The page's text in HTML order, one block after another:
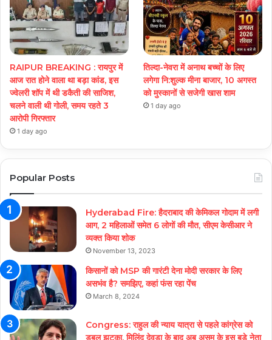
RAIPUR BREAKING : रायपुर में
आज रात होने वाला था बड़ा कांड, इस
ज्वेलरी शॉप में थी डकैती की साजिश,
चलने वाली थी गोली, समय रहते 3
आरोपी गिरफ्तार
1 day ago
तिल्दा-नेवरा में अनाथ बच्चों के लिए
लगेगा नि:शुल्क मीना बाजार, 10 अगस्त
को मुस्कानों से सजेगी खास शाम
1 day ago
Popular Posts
Hyderabad Fire: हैदराबाद की केमिकल गोदाम में लगी
आग, 2 महिलाओं समेत 6 लोगों की मौत, सीएम केसीआर ने
व्यक्त किया शोक
November 13, 2023
किसानों को MSP की गारंटी देना मोदी सरकार के लिए
असभंव है? समझिए, कहां फंस रहा पेंच
March 8, 2024
Congress: राहुल की न्याय यात्रा से पहले कांग्रेस को
डबल झटका, मिलिंद देवड़ा के बाद अब असम के इस बड़े नेता